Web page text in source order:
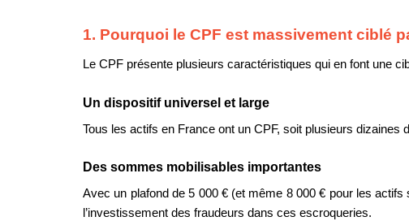
1. Pourquoi le CPF est massivement ciblé
Le CPF présente plusieurs caractéristiques qui en font une
Un dispositif universel et large
Tous les actifs en France ont un CPF, soit plusieurs
Des sommes mobilisables importantes
Avec un plafond de 5 000 € (et même 8 000 € pour les
l’investissement des fraudeurs dans ces escroqueries.